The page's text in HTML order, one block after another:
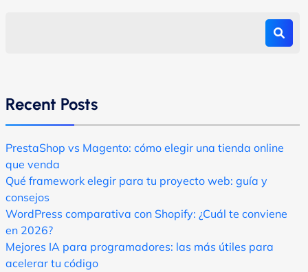
Recent Posts
PrestaShop vs Magento: cómo elegir una tienda online
que venda
Qué framework elegir para tu proyecto web: guía y
consejos
WordPress comparativa con Shopify: ¿Cuál te conviene
en 2026?
Mejores IA para programadores: las más útiles para
acelerar tu código